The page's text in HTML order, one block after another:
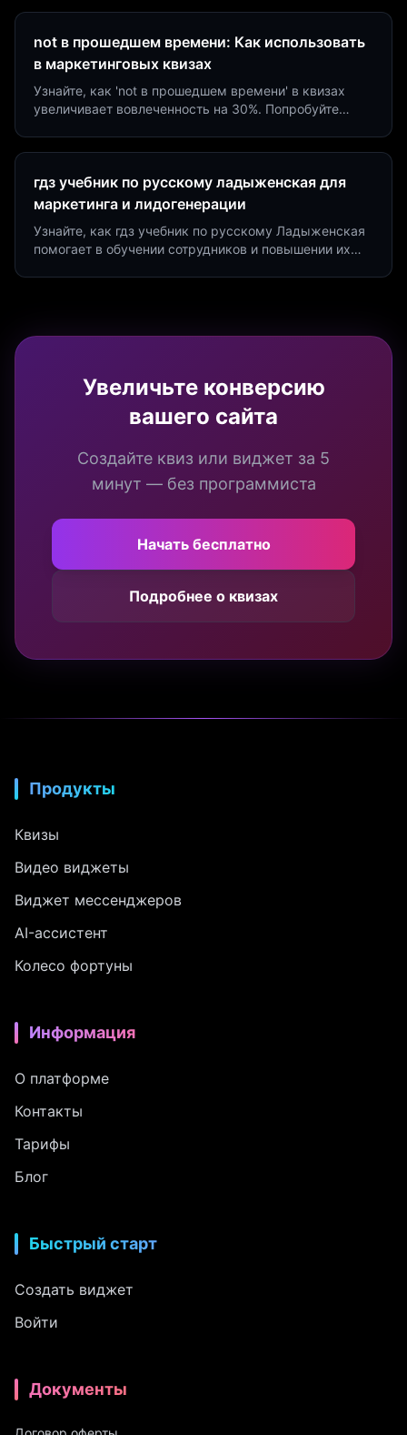
not в прошедшем времени: Как использовать
в маркетинговых квизах
Узнайте, как 'not в прошедшем времени' в квизах
увеличивает вовлеченность на 30%. Попробуйте
гдз учебник по русскому ладыженская для
маркетинга и лидогенерации
Узнайте, как гдз учебник по русскому Ладыженская
помогает в обучении сотрудников и повышении их
Увеличьте конверсию
вашего сайта
Создайте квиз или виджет за 5
минут — без программиста
Начать бесплатно
Подробнее о квизах
Продукты
Квизы
Видео виджеты
Виджет мессенджеров
AI-ассистент
Колесо фортуны
Информация
О платформе
Контакты
Тарифы
Блог
Быстрый старт
Создать виджет
Войти
Документы